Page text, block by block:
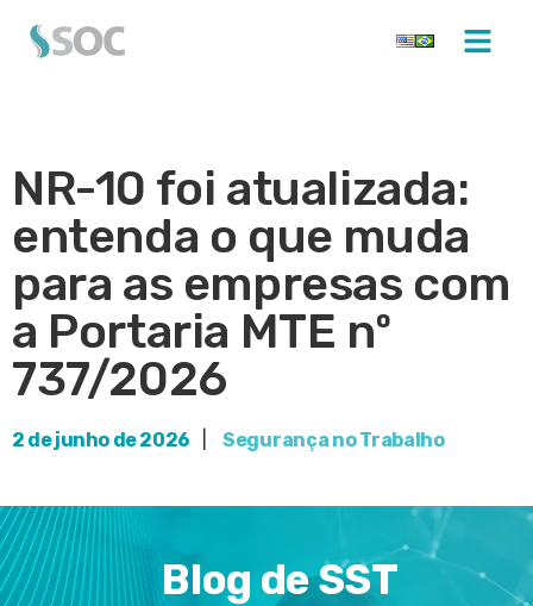
NR-10 foi atualizada:
entenda o que muda
para as empresas com
a Portaria MTE nº
737/2026
2 de junho de 2026 Segurança no Trabalho
Blog de SST